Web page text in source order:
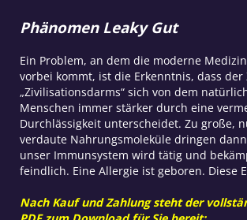
Phänomen Leaky Gut
Ein Problem, an dem die moderne
vorbei kommt, ist die Erkenntnis, dass der
„Zivilisationsdarms“ sich von dem
Menschen immer stärker durch eine
Durchlässigkeit unterscheidet. Zu große,
verdaute Nahrungsmoleküle dringen
unser Immunsystem wird tätig und
feindlich. Eine Allergie ist geboren. Diese
Nach Kauf und Zahlung steht der